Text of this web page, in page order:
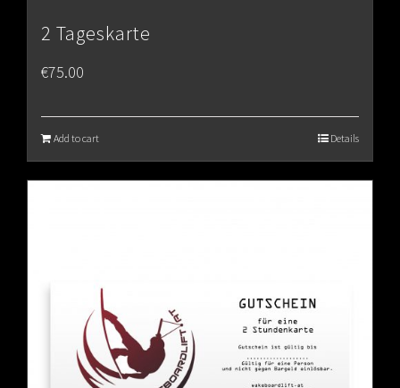
2 Tageskarte
€75.00
Add to cart Details